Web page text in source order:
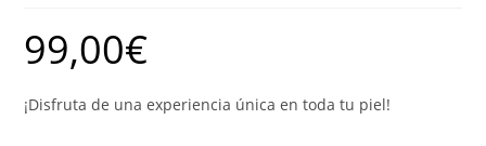
99,00€
¡Disfruta de una experiencia única en toda tu piel!